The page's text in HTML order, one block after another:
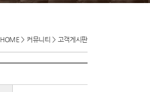
HOME > 커뮤니티 > 고객게시판